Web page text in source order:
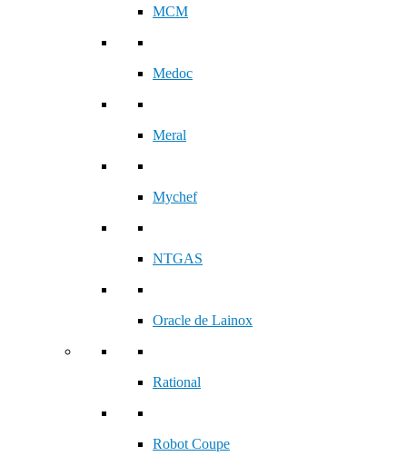
MCM
Medoc
Meral
Mychef
NTGAS
Oracle de Lainox
Rational
Robot Coupe